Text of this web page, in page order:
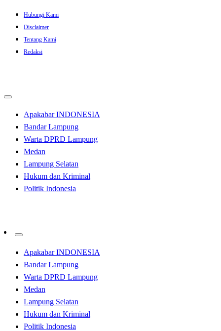
Skip
content
Hubungi Kami
Disclaimer
Tentang Kami
Redaksi
Apakabar INDONESIA
Bandar Lampung
Warta DPRD Lampung
Medan
Lampung Selatan
Hukum dan Kriminal
Politik Indonesia
Apakabar INDONESIA
Bandar Lampung
Warta DPRD Lampung
Medan
Lampung Selatan
Hukum dan Kriminal
Politik Indonesia